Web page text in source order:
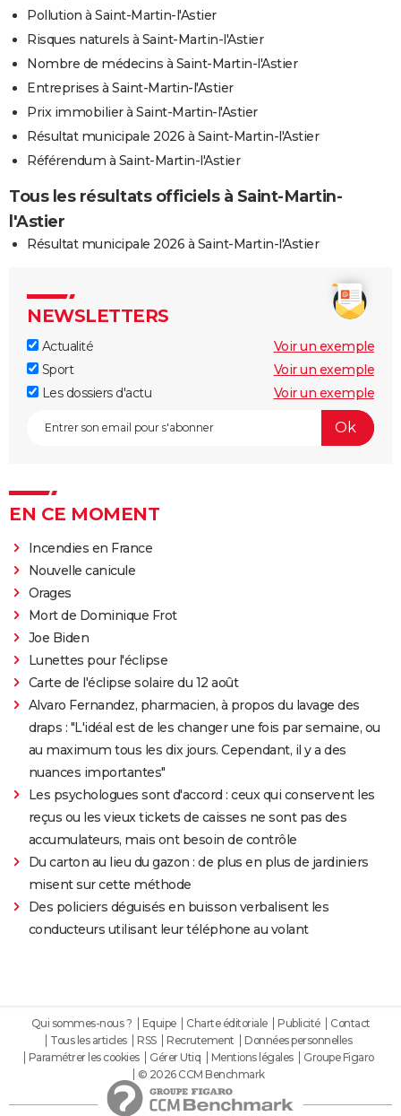
Pollution à Saint-Martin-l'Astier
Risques naturels à Saint-Martin-l'Astier
Nombre de médecins à Saint-Martin-l'Astier
Entreprises à Saint-Martin-l'Astier
Prix immobilier à Saint-Martin-l'Astier
Résultat municipale 2026 à Saint-Martin-l'Astier
Référendum à Saint-Martin-l'Astier
Tous les résultats officiels à Saint-Martin-
l'Astier
Résultat municipale 2026 à Saint-Martin-l'Astier
NEWSLETTERS
Actualité
Voir un exemple
Sport
Voir un exemple
Les dossiers d'actu
Voir un exemple
EN CE MOMENT
Incendies en France
Nouvelle canicule
Orages
Mort de Dominique Frot
Joe Biden
Lunettes pour l'éclipse
Carte de l'éclipse solaire du 12 août
Alvaro Fernandez, pharmacien, à propos du lavage des
draps : "L'idéal est de les changer une fois par semaine, ou
au maximum tous les dix jours. Cependant, il y a des
nuances importantes"
Les psychologues sont d'accord : ceux qui conservent les
reçus ou les vieux tickets de caisses ne sont pas des
accumulateurs, mais ont besoin de contrôle
Du carton au lieu du gazon : de plus en plus de jardiniers
misent sur cette méthode
Des policiers déguisés en buisson verbalisent les
conducteurs utilisant leur téléphone au volant
Qui sommes-nous ? Equipe Charte éditoriale Publicité
Contact
Tous les articles
RSS Recrutement
Données personnelles
Paramétrer les cookies
Gérer Utiq Mentions légales
Groupe Figaro
© 2026 CCM Benchmark